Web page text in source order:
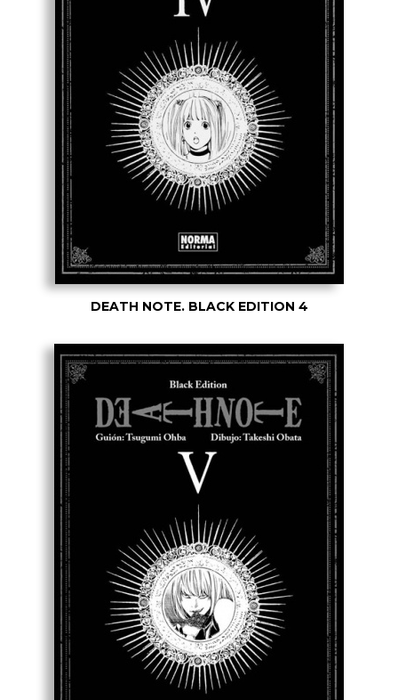
DEATH NOTE. BLACK EDITION 4